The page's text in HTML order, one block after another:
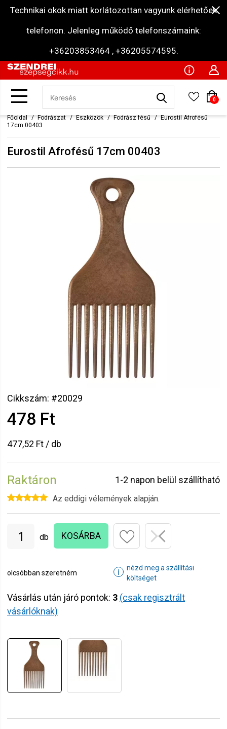
Technikai okok miatt korlátozottan vagyunk elérhetőek
telefonon. Jelenleg működő telefonszámaink:
+36203853464 , +36205574595.
0
Főoldal Fodrászat Eszközök Fodrász fésű
Eurostil Afrofésű
17cm 00403
Eurostil Afrofésű 17cm 00403
Cikkszám: #20029
478 Ft
477,52 Ft / db
Raktáron 1-2 napon belül szállítható
Az eddigi vélemények alapján.
db KOSÁRBA
olcsóbban szeretném ℹ
nézd meg a szállítási
költséget
Vásárlás után járó pontok: 3 (csak regisztrált
vásárlóknak)